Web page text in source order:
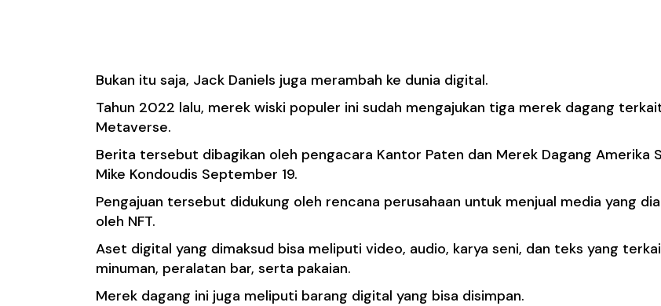
Bukan itu saja, Jack Daniels juga merambah ke dunia digital.
Tahun 2022 lalu, merek wiski populer ini sudah mengajukan tiga merek dagang
Metaverse.
Berita tersebut dibagikan oleh pengacara Kantor Paten dan Merek Dagang Amerika
Mike Kondoudis September 19.
Pengajuan tersebut didukung oleh rencana perusahaan untuk menjual media yang
oleh NFT.
Aset digital yang dimaksud bisa meliputi video, audio, karya seni, dan teks yang
minuman, peralatan bar, serta pakaian.
Merek dagang ini juga meliputi barang digital yang bisa disimpan.